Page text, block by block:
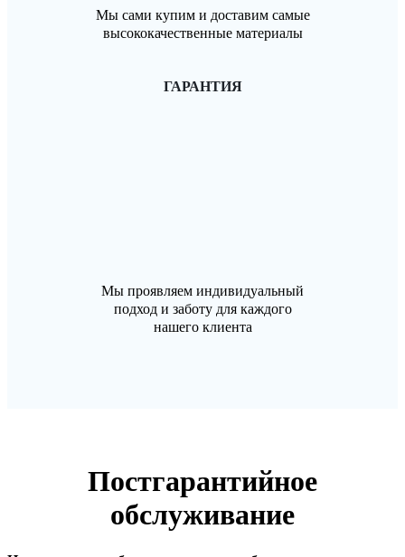
Мы сами купим и доставим самые
высококачественные материалы
ГАРАНТИЯ
Мы проявляем индивидуальный
подход и заботу для каждого
нашего клиента
Постгарантийное
обслуживание